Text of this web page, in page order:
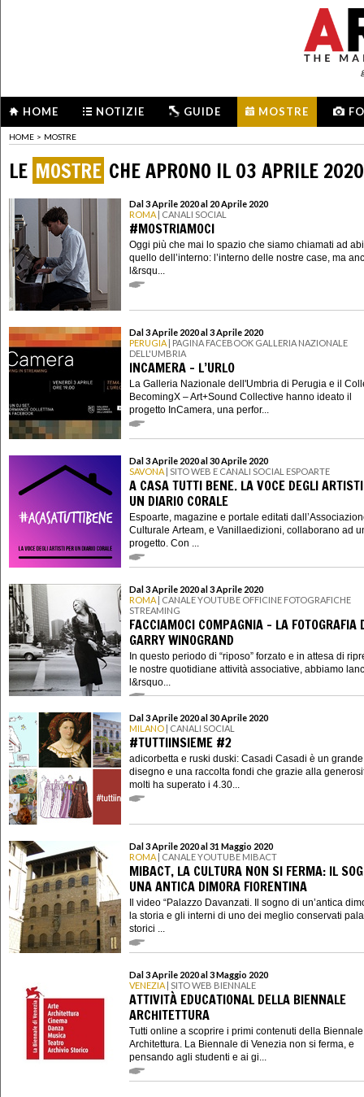
HOME NOTIZIE GUIDE MOSTRE
HOME > MOSTRE
LE MOSTRE CHE APRONO IL 03 APRILE 2020
Dal 3 Aprile 2020 al 20 Aprile 2020
ROMA | CANALI SOCIAL
#MOSTRIAMOCI
Oggi più che mai lo spazio che siamo chiamati ad
quello dell’interno: l’interno delle nostre case, ma
l&rsqu...
Dal 3 Aprile 2020 al 3 Aprile 2020
PERUGIA | PAGINA FACEBOOK GALLERIA NAZIONALE
DELL'UMBRIA
INCAMERA - L’URLO
La Galleria Nazionale dell'Umbria di Perugia e il
BecomingX – Art+Sound Collective hanno ideato il
progetto InCamera, una perfor...
Dal 3 Aprile 2020 al 30 Aprile 2020
SAVONA | SITO WEB E CANALI SOCIAL ESPOARTE
A CASA TUTTI BENE. LA VOCE DEGLI
UN DIARIO CORALE
Espoarte, magazine e portale editati
Culturale Arteam, e Vanillaedizioni, collaborano ad
progetto. Con ...
Dal 3 Aprile 2020 al 3 Aprile 2020
ROMA | CANALE YOUTUBE OFFICINE FOTOGRAFICHE
STREAMING
FACCIAMOCI COMPAGNIA - LA FOTOGRAFIA
GARRY WINOGRAND
In questo periodo di “riposo” forzato e in attesa di
le nostre quotidiane attività associative, abbiamo
l&rsquo...
Dal 3 Aprile 2020 al 30 Aprile 2020
MILANO | CANALI SOCIAL
#TUTTIINSIEME #2
adicorbetta e ruski duski: Casadi Casadi è un grande
disegno e una raccolta fondi che grazie alla
molti ha superato i 4.30...
Dal 3 Aprile 2020 al 31 Maggio 2020
ROMA | CANALE YOUTUBE MIBACT
MIBACT, LA CULTURA NON SI FERMA: IL
UNA ANTICA DIMORA FIORENTINA
Il video “Palazzo Davanzati. Il sogno di un’antica
la storia e gli interni di uno dei meglio conservati
storici ...
Dal 3 Aprile 2020 al 3 Maggio 2020
VENEZIA | SITO WEB BIENNALE
ATTIVITÀ EDUCATIONAL DELLA BIENNALE
ARCHITETTURA
Tutti online a scoprire i primi contenuti della Biennale
Architettura. La Biennale di Venezia non si ferma, e
pensando agli studenti e ai gi...